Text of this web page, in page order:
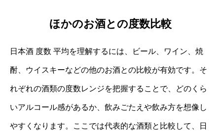
ほかのお酒との度数比較
日本酒 度数 平均を理解するには、ビール、ワイン、焼
酎、ウイスキーなどの他のお酒との比較が有効です。そ
れぞれの酒類の度数レンジを把握することで、どのくら
いアルコール感があるか、飲みごたえや飲み方を想像し
やすくなります。ここでは代表的な酒類と比較して、日